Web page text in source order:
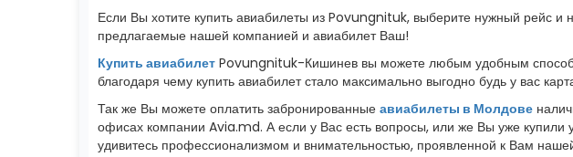
Если Вы хотите купить авиабилеты из Povungnituk, выберите нужный рейс и
предлагаемые нашей компанией и авиабилет Ваш!
Купить авиабилет Povungnituk-Кишинев вы можете любым удобным
благодаря чему купить авиабилет стало максимально выгодно будь у вас
Так же Вы можете оплатить забронированные авиабилеты в Молдове
офисах компании Avia.md. А если у Вас есть вопросы, или же Вы уже
удивитесь профессионализмом и внимательностью, проявленной к Вам